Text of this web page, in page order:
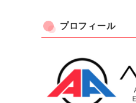
プロフィール